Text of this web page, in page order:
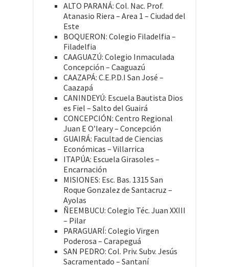
ALTO PARANÁ: Col. Nac. Prof.
Atanasio Riera – Area 1 – Ciudad del
Este
BOQUERON: Colegio Filadelfia –
Filadelfia
CAAGUAZÚ: Colegio Inmaculada
Concepción – Caaguazú
CAAZAPÁ: C.E.P.D.I San José –
Caazapá
CANINDEYÚ: Escuela Bautista Dios
es Fiel – Salto del Guairá
CONCEPCIÓN: Centro Regional
Juan E O’leary – Concepción
GUAIRÁ: Facultad de Ciencias
Económicas – Villarrica
ITAPÚA: Escuela Girasoles –
Encarnación
MISIONES: Esc. Bas. 1315 San
Roque Gonzalez de Santacruz –
Ayolas
ÑEEMBUCU: Colegio Téc. Juan XXIII
– Pilar
PARAGUARÍ: Colegio Virgen
Poderosa – Carapeguá
SAN PEDRO: Col. Priv. Subv. Jesús
Sacramentado – Santaní